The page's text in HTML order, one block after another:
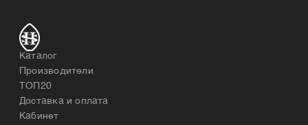
Каталог
Производители
ТОП20
Доставка и оплата
Кабинет